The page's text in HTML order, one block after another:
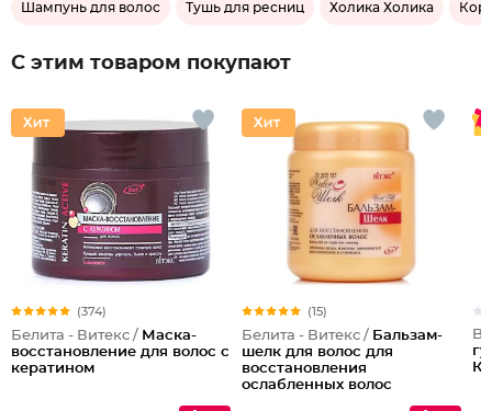
Шампунь для волос Тушь для ресниц Холика Холика
С этим товаром покупают
(374)
Белита - Витекс / Маска-
восстановление для волос с
кератином
(15)
Белита - Витекс / Бальзам-
шелк для волос для
восстановления
ослабленных волос